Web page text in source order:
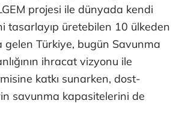
projesi ile dünyada kendi
tasarlayıp üretebilen 10 ülkeden
gelen Türkiye, bugün Savunma
ihracat vizyonu ile
katkı sunarken, dost-
savunma kapasitelerini de